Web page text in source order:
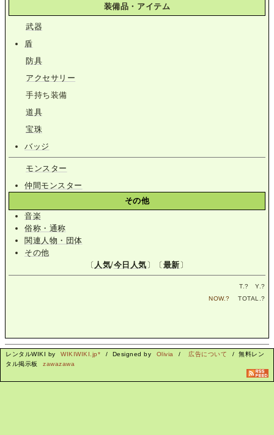
装備品・アイテム
武器
盾
防具
アクセサリー
手持ち装備
道具
宝珠
バッジ
モンスター
仲間モンスター
その他
音楽
俗称・通称
関連人物・団体
その他
〔 人気/今日人気 〕〔 最新 〕
T.? Y.?
NOW.? TOTAL.?
レンタルWIKI by WIKIWIKI.jp* / Designed by Olivia / 広告について
/ 無料レン
タル掲示板
zawazawa